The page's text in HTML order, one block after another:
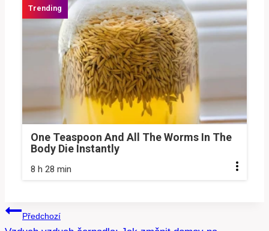
One Teaspoon And All The Worms In The
Body Die Instantly
8 h 28 min
Navigace
Předchozí